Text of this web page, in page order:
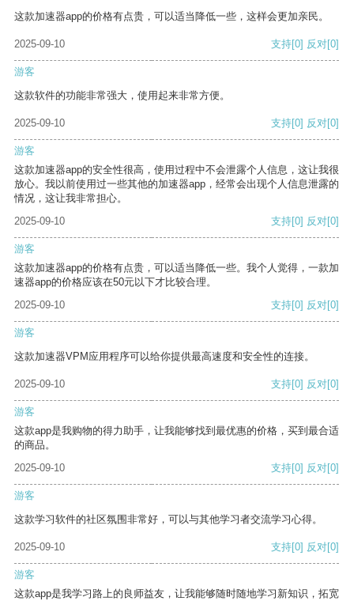
这款加速器app的价格有点贵，可以适当降低一些，这样会更加亲民。
2025-09-10 支持[0] 反对[0]
游客
这款软件的功能非常强大，使用起来非常方便。
2025-09-10 支持[0] 反对[0]
游客
这款加速器app的安全性很高，使用过程中不会泄露个人信息，这让我很
放心。我以前使用过一些其他的加速器app，经常会出现个人信息泄露的
情况，这让我非常担心。
2025-09-10
支持[0] 反对[0]
游客
这款加速器app的价格有点贵，可以适当降低一些。我个人觉得，一款加
速器app的价格应该在50元以下才比较合理。
2025-09-10
支持[0] 反对[0]
游客
这款加速器VPM应用程序可以给你提供最高速度和安全性的连接。
2025-09-10 支持[0] 反对[0]
游客
这款app是我购物的得力助手，让我能够找到最优惠的价格，买到最合适
的商品。
2025-09-10
支持[0] 反对[0]
游客
这款学习软件的社区氛围非常好，可以与其他学习者交流学习心得。
2025-09-10 支持[0] 反对[0]
游客
这款app是我学习路上的良师益友，让我能够随时随地学习新知识，拓宽